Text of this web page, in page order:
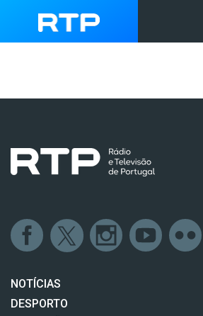
NOTÍCIAS
DESPORTO